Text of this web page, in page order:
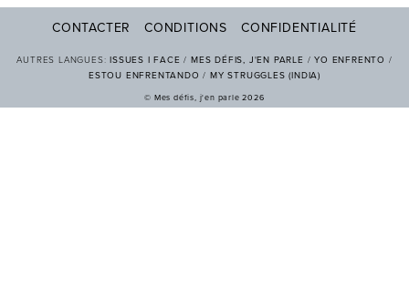
CONTACTER CONDITIONS CONFIDENTIALITÉ
AUTRES LANGUES:ISSUES I FACE / MES DÉFIS, J'EN PARLE /YO ENFRENTO /
ESTOU ENFRENTANDO / MY STRUGGLES (INDIA)
© Mes défis, j'en parle 2026